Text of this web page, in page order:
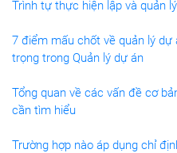
Trình tự thực hiện lập và quản
7 điểm mấu chốt về quản lý dự
trọng trong Quản lý dự án
Tổng quan về các vấn đề cơ
cần tìm hiểu
Trường hợp nào áp dụng chỉ